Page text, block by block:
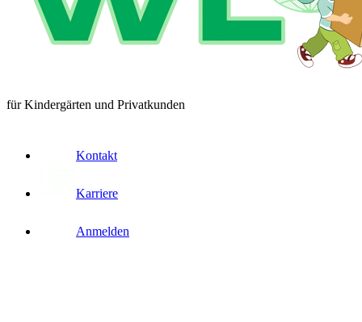
für Kindergärten und Privatkunden
Kontakt
Karriere
Anmelden